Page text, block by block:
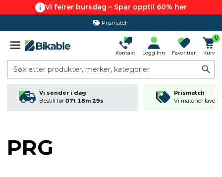
Vi feirer bursdag – Spar opptil 60% her
Prismatch
Kontakt Logg Inn Favoritter
0
Kurv
Søk etter produkter, merker, kategorier
Vi sender i dag
Bestill før 07t 18m 29s
Prismatch
Vi matcher
PRG